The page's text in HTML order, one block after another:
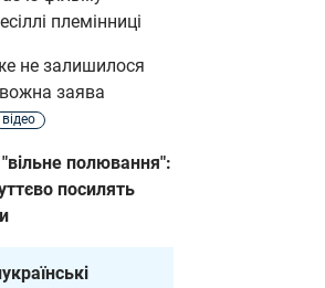
племінниці
не залишилося
заява
відео
полювання":
посилять